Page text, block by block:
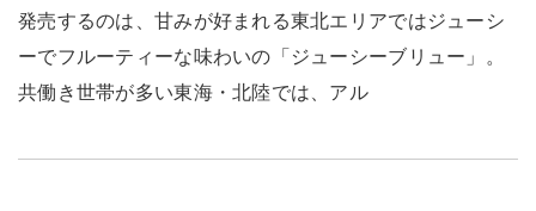
発売するのは、甘みが好まれる東北エリアではジューシ
ーでフルーティーな味わいの「ジューシーブリュー」。
共働き世帯が多い東海・北陸では、アル